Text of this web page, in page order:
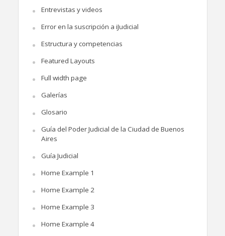
Entrevistas y videos
Error en la suscripción a iJudicial
Estructura y competencias
Featured Layouts
Full width page
Galerías
Glosario
Guía del Poder Judicial de la Ciudad de Buenos
Aires
Guía Judicial
Home Example 1
Home Example 2
Home Example 3
Home Example 4